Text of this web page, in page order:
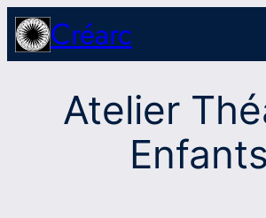
Aller
au
Créarc
Atelier
Enfants